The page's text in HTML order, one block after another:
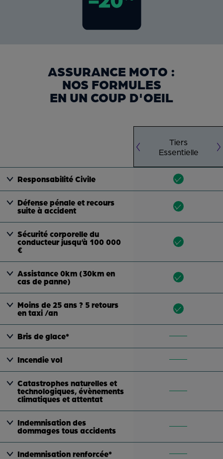
ASSURANCE MOTO :
NOS FORMULES
EN UN COUP D'OEIL
Tiers
Essentielle
Responsabilité Civile
Défense pénale et recours
suite à accident
Sécurité corporelle du
conducteur jusqu’à 100 000
€
Assistance 0km (30km en
cas de panne)
Moins de 25 ans ? 5 retours
en taxi /an
Bris de glace*
Incendie vol
Catastrophes naturelles et
technologiques, évènements
climatiques et attentat
Indemnisation des
dommages tous accidents
Indemnisation renforcée*